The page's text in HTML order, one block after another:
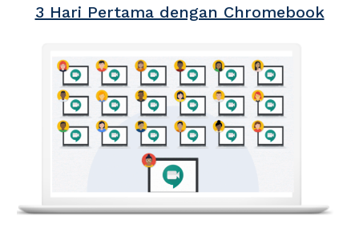
3 Hari Pertama dengan Chromebook